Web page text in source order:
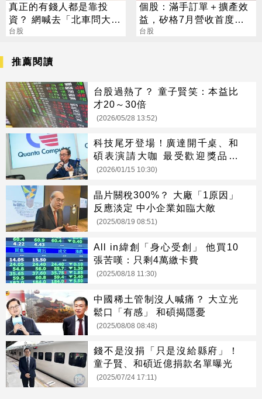
真正的有錢人都是靠投
資？ 網喊去「北車問大
師」：保證專業
台股
個股：滿手訂單＋擴產效
益，矽格7月營收首度站
上20億元創高，後續會更
台股
推薦閱讀
台股過熱了？ 童子賢笑：本益比
才20～30倍
(2026/05/28 13:52)
科技尾牙登場！廣達開千桌、和
碩表演請大咖 最受歡迎獎品是
「它」
(2026/01/15 10:30)
晶片關稅300%？ 大廠「1原因」
反應淡定 中小企業如臨大敵
(2025/08/19 08:51)
All in緯創「身心受創」 他買10
張苦嘆：只剩4萬繳卡費
(2025/08/18 11:30)
中國稀土管制沒人喊痛？ 大立光
鬆口「有感」 和碩揭隱憂
(2025/08/08 08:48)
錢不是沒捐「只是沒給縣府」！
童子賢、和碩近億捐款名單曝光
(2025/07/24 17:11)